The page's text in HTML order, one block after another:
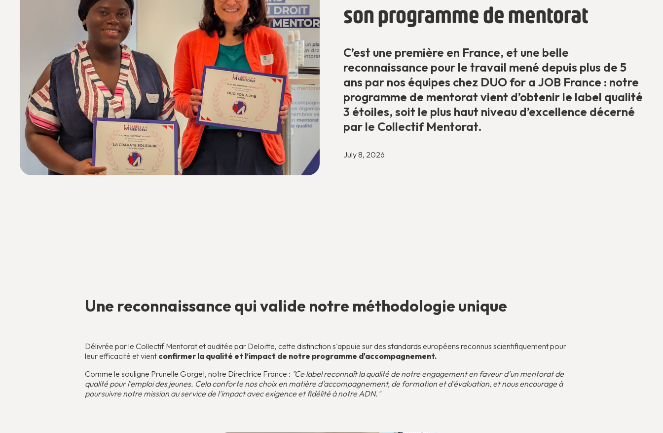
son programme de mentorat
C’est une première en France, et une belle
reconnaissance pour le travail mené depuis plus de 5
ans par nos équipes chez DUO for a JOB France : notre
programme de mentorat vient d’obtenir le label qualité
3 étoiles, soit le plus haut niveau d’excellence décerné
par le Collectif Mentorat.
July 8, 2026
Une reconnaissance qui valide notre méthodologie unique
Délivrée par le Collectif Mentorat et auditée par Deloitte, cette distinction s'appuie sur des standards européens reconnus scientifiquement pour
leur efficacité et vient confirmer la qualité et l’impact de notre programme d'accompagnement.
Comme le souligne Prunelle Gorget, notre Directrice France : "Ce label reconnaît la qualité de notre engagement en faveur d'un mentorat de
qualité pour l'emploi des jeunes. Cela conforte nos choix en matière d'accompagnement, de formation et d'évaluation, et nous encourage à
poursuivre notre mission au service de l'impact avec exigence et fidélité à notre ADN."